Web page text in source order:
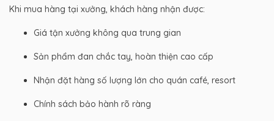
Khi mua hàng tại xưởng, khách hàng nhận được:
Giá tận xưởng không qua trung gian
Sản phẩm đan chắc tay, hoàn thiện cao cấp
Nhận đặt hàng số lượng lớn cho quán café, resort
Chính sách bảo hành rõ ràng